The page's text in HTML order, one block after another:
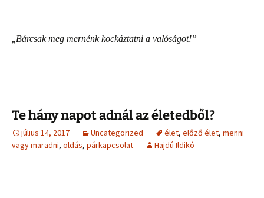
„Bárcsakmeg mernénk kockáztatni a valóságot!”
Te hány napot adnál az életedből?
július 14, 2017 Uncategorized élet, előző élet, menni
vagy maradni, oldás, párkapcsolat Hajdú Ildikó